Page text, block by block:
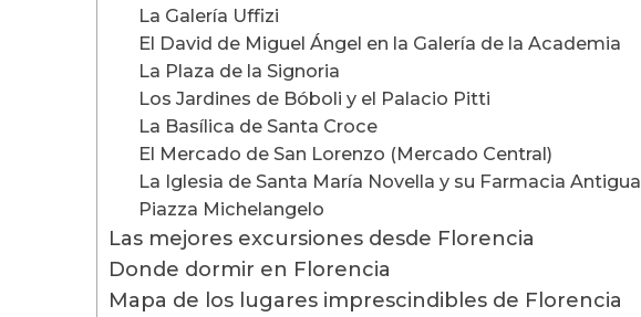
La Galería Uffizi
El David de Miguel Ángel en la Galería de la Academia
La Plaza de la Signoria
Los Jardines de Bóboli y el Palacio Pitti
La Basílica de Santa Croce
El Mercado de San Lorenzo (Mercado Central)
La Iglesia de Santa María Novella y su Farmacia Antigua
Piazza Michelangelo
Las mejores excursiones desde Florencia
Donde dormir en Florencia
Mapa de los lugares imprescindibles de Florencia